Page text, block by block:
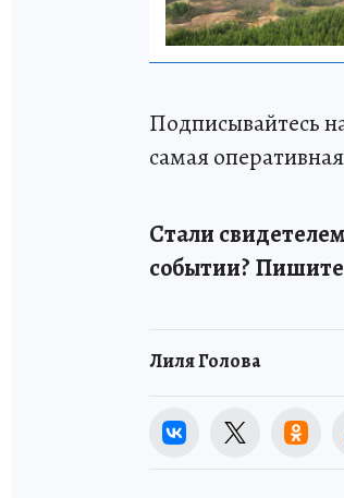
Подписывайтесь
самая
Стали
событии?
Лиля Голова